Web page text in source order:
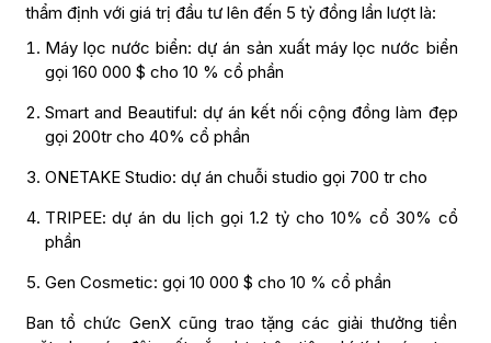
thẩm định với giá trị đầu tư lên đến 5 tỷ đồng lần lượt là:
Máy lọc nước biển: dự án sản xuất máy lọc nước biển
gọi 160 000 $ cho 10 % cổ phần
Smart and Beautiful: dự án kết nối cộng đồng làm đẹp
gọi 200tr cho 40% cổ phần
ONETAKE Studio: dự án chuỗi studio gọi 700 tr cho
TRIPEE: dự án du lịch gọi 1.2 tỷ cho 10% cổ 30% cổ
phần
Gen Cosmetic: gọi 10 000 $ cho 10 % cổ phần
Ban tổ chức GenX cũng trao tặng các giải thưởng tiền